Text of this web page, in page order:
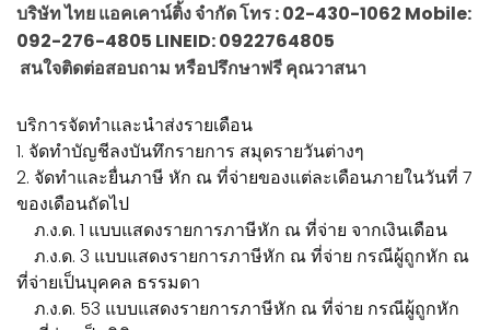
บริษัท ไทย แอคเคาน์ติ้ง จำกัด โทร : 02-430-1062 Mobile:
092-276-4805 LINEID: 0922764805
สนใจติดต่อสอบถาม หรือปรึกษาฟรี คุณวาสนา
บริการจัดทำและนำส่งรายเดือน
1. จัดทำบัญชีลงบันทึกรายการ สมุดรายวันต่างๆ
2. จัดทำและยื่นภาษี หัก ณ ที่จ่ายของแต่ละเดือนภายในวันที่ 7
ของเดือนถัดไป
ภ.ง.ด. 1 แบบแสดงรายการภาษีหัก ณ ที่จ่าย จากเงินเดือน
ภ.ง.ด. 3 แบบแสดงรายการภาษีหัก ณ ที่จ่าย กรณีผู้ถูกหัก ณ
ที่จ่ายเป็นบุคคล ธรรมดา
ภ.ง.ด. 53 แบบแสดงรายการภาษีหัก ณ ที่จ่าย กรณีผู้ถูกหัก